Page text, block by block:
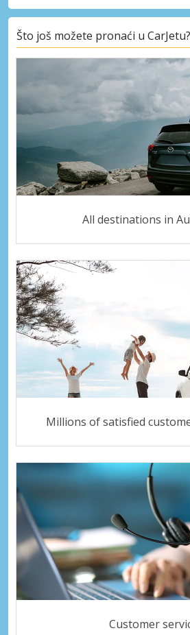
Što još možete pronaći u CarJetu?
All destinations in
Millions of satisfied
Customer